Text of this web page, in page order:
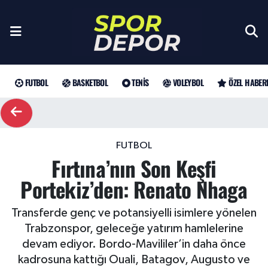
FUTBOL BASKETBOL TENIS VOLEYBOL ÖZEL
FUTBOL
Fırtına’nın Son Keşfi
Portekiz’den: Renato Nhaga
Transferde genç ve potansiyelli isimlere yönelen
Trabzonspor, geleceğe yatırım hamlelerine
devam ediyor. Bordo-Mavililer’in daha önce
kadrosuna kattığı Ouali, Batagov, Augusto ve
Trendyol Süper Lig
Şampiyonlar Ligi
UEFA Avrupa Ligi
Avrupa Konferans Ligi
Türkiye Basketbol Ligi
Sultanlar Ligi
Özel Haberler
Muhabirler
Arama
Şampiyonlar Ligi
UEFA Avrupa Ligi
Avrupa Konferans Ligi
Trendyol Süper Lig
Nöbetçi Eczaneler
Tüm Manşetler
Son Dakika Haberleri
Haber Arşivi